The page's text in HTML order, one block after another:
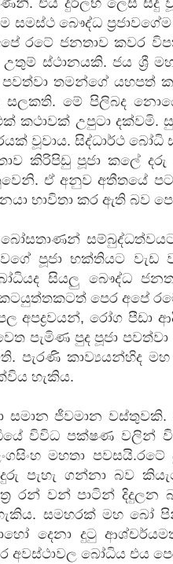
සමස්ථ බෞද්ධ
රටේ ජනතාව කවර
ස්ථානයකි. ජය ශ්‍රී
පවත්වා තමන්ගේ යහපත්
සලකති. මේ පිලිබද
කථාවක් උපුටා දක්වමි.
වූවාය. සිද්ධාර්ථ
කිරිපිඩු පූජා කලේ
ඒ අනුව අතීතයේ
භාවිතා කර ඇති බව
පූජා භක්තියට වැඩ
සියලු බෞද්ධ
පෙර අපේ
අපද්‍රවයන්, රෝග පීඩා
පැමිණ පුද පූජා
පැරණි කාව්‍යයන්හිද
හැකිය.
ජීවමාන
විවිධ පක්ෂණ වලින්
මහතා පවසයි.රටේ
පැහැ ගන්නා බව
රන් වන් පාටින් දිදුලන
සමහරක් මහ බෝ
දෙනා දුටු
අවස්ථාවල බෝධිය එය